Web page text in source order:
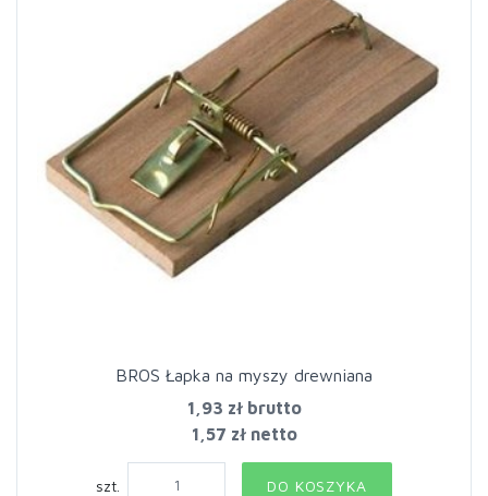
BROS Łapka na myszy drewniana
1,93 złbrutto
1,57 zł netto
szt. DO KOSZYKA